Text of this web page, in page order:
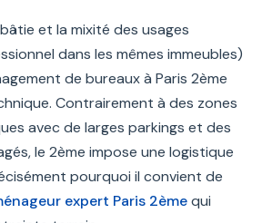
et la mixité des usages
dans les mêmes immeubles)
de bureaux à Paris 2ème
Contrairement à des zones
avec de larges parkings et des
le 2ème impose une logistique
pourquoi il convient de
expert Paris 2èmequi